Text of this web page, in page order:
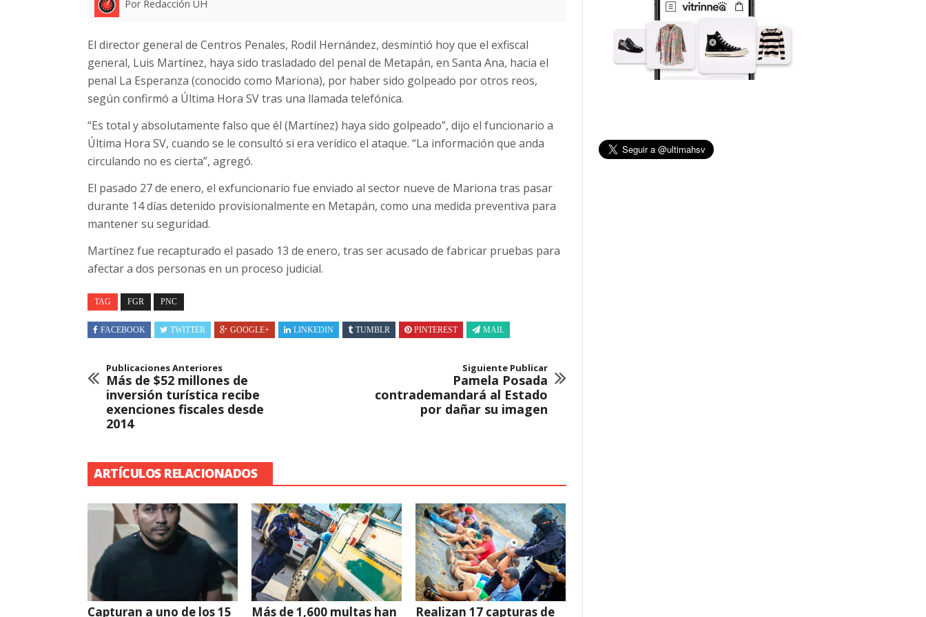
Por Redacción UH
El director general de Centros Penales, Rodil Hernández, desmintió hoy que el exfiscal
general, Luis Martínez, haya sido trasladado del penal de Metapán, en Santa Ana, hacia el
penal La Esperanza (conocido como Mariona), por haber sido golpeado por otros reos,
según confirmó a Última Hora SV tras una llamada telefónica.
“Es total y absolutamente falso que él (Martínez) haya sido golpeado”, dijo el funcionario a
Última Hora SV, cuando se le consultó si era verídico el ataque. “La información que anda
circulando no es cierta”, agregó.
El pasado 27 de enero, el exfuncionario fue enviado al sector nueve de Mariona tras pasar
durante 14 días detenido provisionalmente en Metapán, como una medida preventiva para
mantener su seguridad.
Martínez fue recapturado el pasado 13 de enero, tras ser acusado de fabricar pruebas para
afectar a dos personas en un proceso judicial.
TAG FGR PNC
FACEBOOK TWITTER GOOGLE+ LINKEDIN TUMBLR PINTEREST MAIL
Publicaciones Anteriores
Más de $52 millones de
inversión turística recibe
exenciones fiscales desde
2014
Siguiente Publicar
Pamela Posada
contrademandará al Estado
por dañar su imagen
ARTÍCULOS RELACIONADOS
Capturan a uno de los 15 Más de 1,600 multas han Realizan 17 capturas de